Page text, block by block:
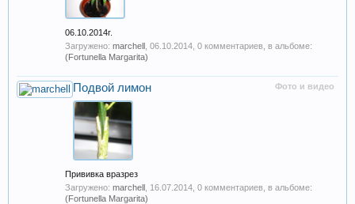
06.10.2014г.
Загружено: marchell 06.10.2014 , 0 комментариев, в альбоме:
(Fortunella Margarita)
Фото и видео
Подвой лимон
Прививка вразрез
Загружено: marchell 16.07.2014 , 0 комментариев, в альбоме:
(Fortunella Margarita)